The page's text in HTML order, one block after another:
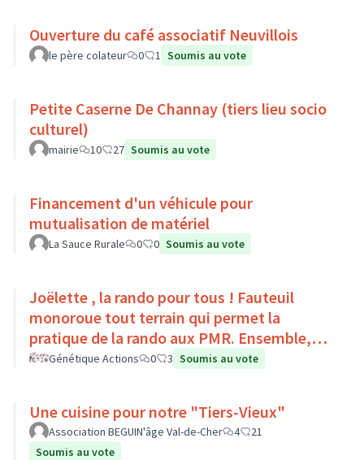
Ouverture du café associatif Neuvillois
le père colateur 0 1 Soumis au vote
Petite Caserne De Channay (tiers lieu socio
culturel)
mairie 10 27 Soumis au vote
Financement d'un véhicule pour
mutualisation de matériel
La Sauce Rurale 0 0 Soumis au vote
Joëlette , la rando pour tous ! Fauteuil
monoroue tout terrain qui permet la
pratique de la rando aux PMR. Ensemble,
faisons du sport :)
Génétique Actions 0 3 Soumis au vote
Une cuisine pour notre "Tiers-Vieux"
Association BEGUIN'âge Val-de-Cher 4
21
Soumis au vote